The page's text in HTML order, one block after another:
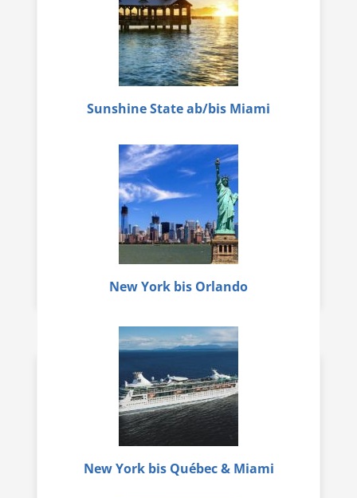
Sunshine State ab/bis Miami
New York bis Orlando
New York bis Québec & Miami